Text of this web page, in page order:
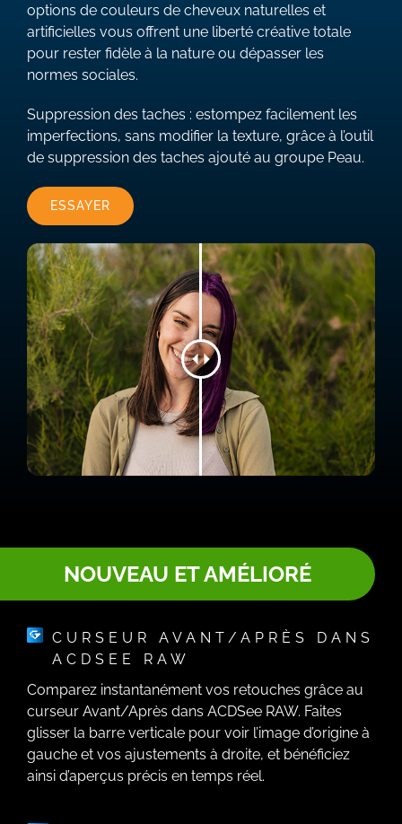
options de couleurs de cheveux naturelles et
artificielles vous offrent une liberté créative totale
pour rester fidèle à la nature ou dépasser les
normes sociales.
Suppression des taches : estompez facilement les
imperfections, sans modifier la texture, grâce à l’outil
de suppression des taches ajouté au groupe Peau.
ESSAYER
NOUVEAU ET AMÉLIORÉ
CURSEUR AVANT/APRÈS DANS
ACDSEE RAW
Comparez instantanément vos retouches grâce au
curseur Avant/Après dans ACDSee RAW. Faites
glisser la barre verticale pour voir l’image d’origine à
gauche et vos ajustements à droite, et bénéficiez
ainsi d’aperçus précis en temps réel.